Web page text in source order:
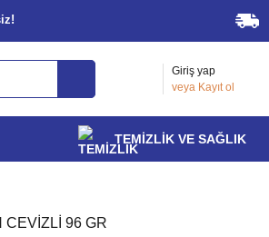
Giriş yap
veya Kayıt ol
TEMİZLİK VE SAĞLIK
CEVİZLİ 96 GR